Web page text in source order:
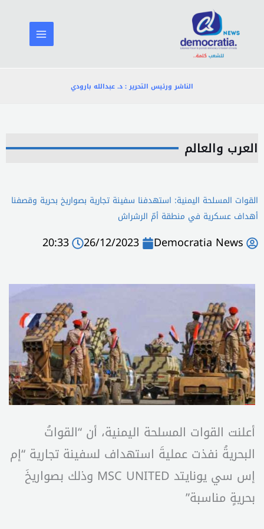
المحتوى
الناشر ورئيس التحرير : د. عبدالله بارودي
العرب والعالم
القوات المسلحة اليمنية: استهدفنا سفينة تجارية بصواريخ بحرية وقصفنا
أهداف عسكرية في منطقة أمّ الرشراش
Democratia News
26/12/2023
20:33
أعلنت القوات المسلحة اليمنية، أن “القواتُ
البحريةُ نفذت عمليةَ استهداف لسفينة تجارية “إم
إس سي يونايتد MSC UNITED وذلك بصواريخَ
بحريةٍ مناسبة”